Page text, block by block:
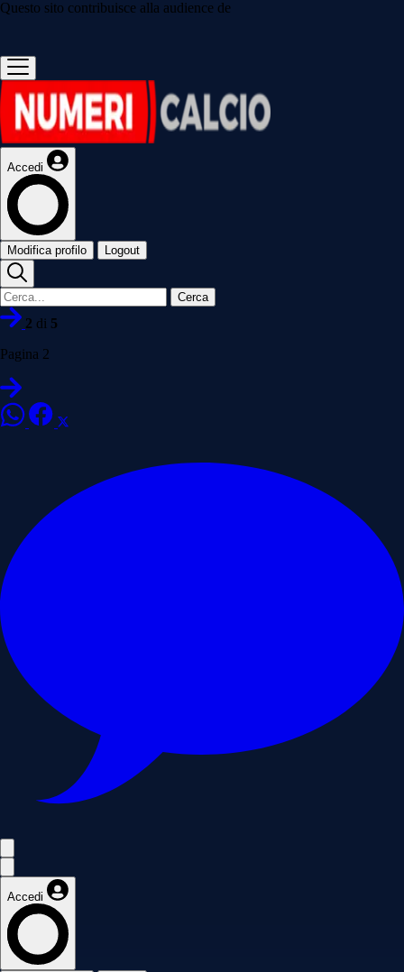
Questo sito contribuisce alla audience de
Accedi
Modifica profilo Logout
Cerca
2 di 5
Pagina 2
Accedi